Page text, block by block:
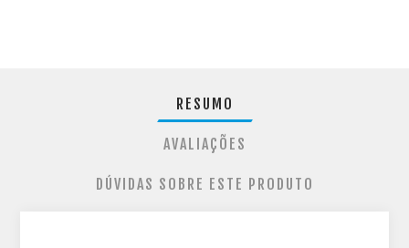
RESUMO
AVALIAÇÕES
DÚVIDAS SOBRE ESTE PRODUTO